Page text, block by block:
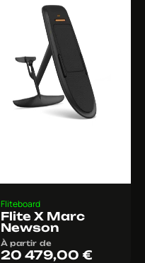
Fliteboard
Flite X Marc
Newson
À partir de
20 479,00 €